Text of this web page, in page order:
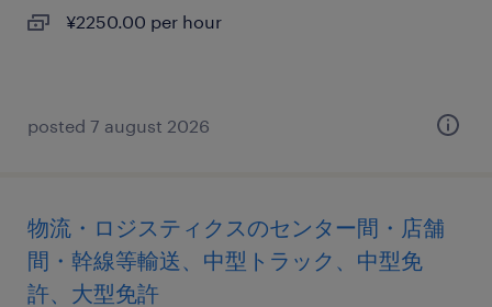
¥2250.00 per hour
posted 7 august 2026
物流・ロジスティクスのセンター間・店舗
間・幹線等輸送、中型トラック、中型免
許、大型免許